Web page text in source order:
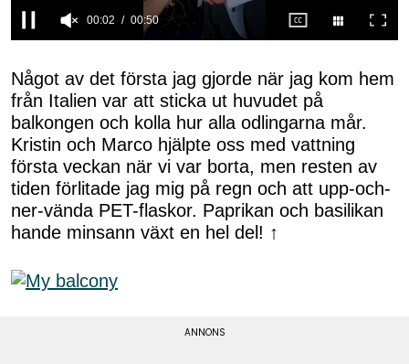
of
50
seconds
00:02 00:50
Något av det första jag gjorde när jag kom hem
från Italien var att sticka ut huvudet på
balkongen och kolla hur alla odlingarna mår.
Kristin och Marco hjälpte oss med vattning
första veckan när vi var borta, men resten av
tiden förlitade jag mig på regn och att upp-och-
ner-vända PET-flaskor. Paprikan och basilikan
hande minsann växt en hel del! ↑